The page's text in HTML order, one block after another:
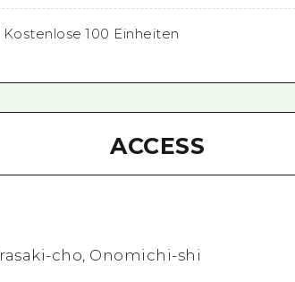
Kostenlose 100 Einheiten
ACCESS
cho, Onomichi-shi